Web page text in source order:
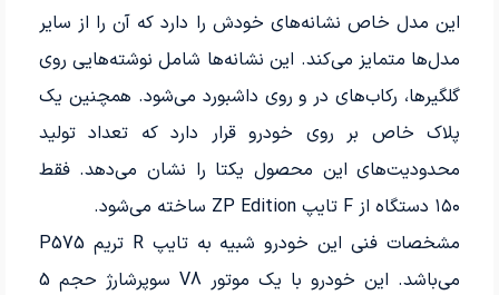
این مدل خاص نشانه‌های خودش را دارد که آن را از سایر
مدل‌ها متمایز می‌کند. این نشانه‌ها شامل نوشته‌هایی روی
گلگیرها، رکاب‌های در و روی داشبورد می‌شود. همچنین یک
پلاک خاص بر روی خودرو قرار دارد که تعداد تولید
محدودیت‌های این محصول یکتا را نشان می‌دهد. فقط
۱۵۰ دستگاه از F تایپ ZP Edition ساخته می‌شود.
مشخصات فنی این خودرو شبیه به تایپ R تریم P575
می‌باشد. این خودرو با یک موتور V8 سوپرشارژ حجم 5